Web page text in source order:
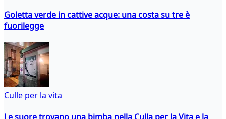
Goletta verde in cattive acque: una costa su tre è
fuorilegge
Culle per la vita